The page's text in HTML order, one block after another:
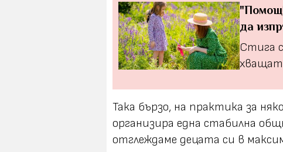
да
Стига
хващат
Така бързо, на практика за
организира една стабилна
отглеждаме децата си в